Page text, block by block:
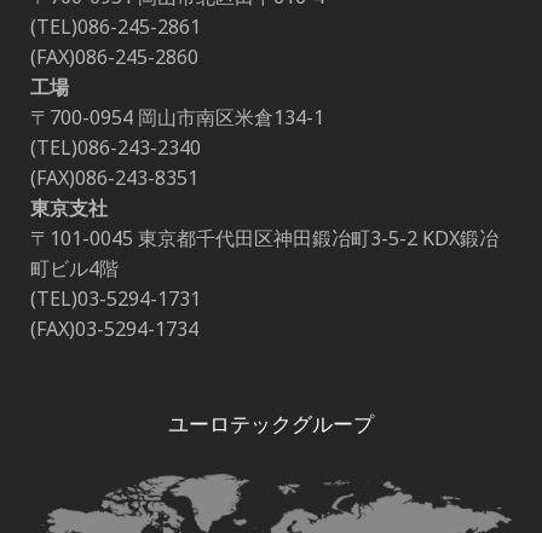
(TEL)086-245-2861
(FAX)086-245-2860
工場
〒700-0954 岡山市南区米倉134-1
(TEL)086-243-2340
(FAX)086-243-8351
東京支社
〒101-0045 東京都千代田区神田鍛冶町3-5-2 KDX鍛冶
町ビル4階
(TEL)03-5294-1731
(FAX)03-5294-1734
ユーロテックグループ